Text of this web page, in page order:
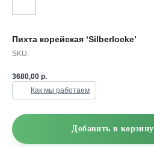
Пихта корейская ‘Silberlocke’
SKU:
3680,00 р.
Как мы работаем
Добавить в корзину